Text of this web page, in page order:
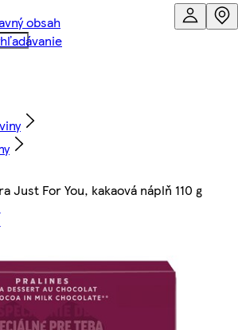
obsah
Just For You, kakaová náplň 110 g